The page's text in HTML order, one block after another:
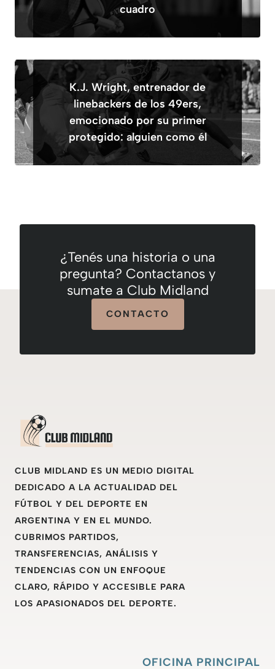
cuadro
K.J. Wright, entrenador de
linebackers de los 49ers,
emocionado por su primer
protegido: alguien como él
¿Tenés una historia o una
pregunta? Contactanos y
sumate a Club Midland
CONTACTO
CLUB MIDLAND ES UN MEDIO DIGITAL
DEDICADO A LA ACTUALIDAD DEL
FÚTBOL Y DEL DEPORTE EN
ARGENTINA Y EN EL MUNDO.
CUBRIMOS PARTIDOS,
TRANSFERENCIAS, ANÁLISIS Y
TENDENCIAS CON UN ENFOQUE
CLARO, RÁPIDO Y ACCESIBLE PARA
LOS APASIONADOS DEL DEPORTE.
OFICINA PRINCIPAL